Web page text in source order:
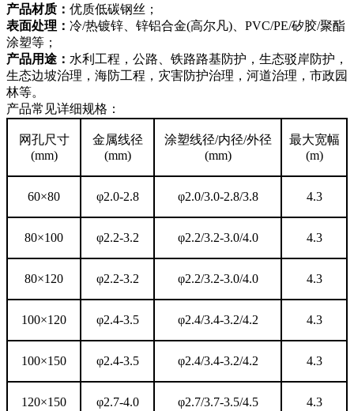
产品材质： 优质低碳钢丝；
表面处理： 冷/热镀锌、锌铝合金(高尔凡)、PVC/PE/矽胶/聚酯
涂塑等；
产品用途： 水利工程，公路、铁路路基防护，生态驳岸防护，
生态边坡治理，海防工程，灾害防护治理，河道治理，市政园
林等。
产品常见详细规格：
网孔尺寸
(mm)
金属线径
(mm)
涂塑线径/内径/外径
(mm)
最大宽幅
(m)
60×80 φ2.0-2.8 φ2.0/3.0-2.8/3.8 4.3
80×100 φ2.2-3.2 φ2.2/3.2-3.0/4.0 4.3
80×120 φ2.2-3.2 φ2.2/3.2-3.0/4.0 4.3
100×120 φ2.4-3.5 φ2.4/3.4-3.2/4.2 4.3
100×150 φ2.4-3.5 φ2.4/3.4-3.2/4.2 4.3
120×150 φ2.7-4.0 φ2.7/3.7-3.5/4.5 4.3